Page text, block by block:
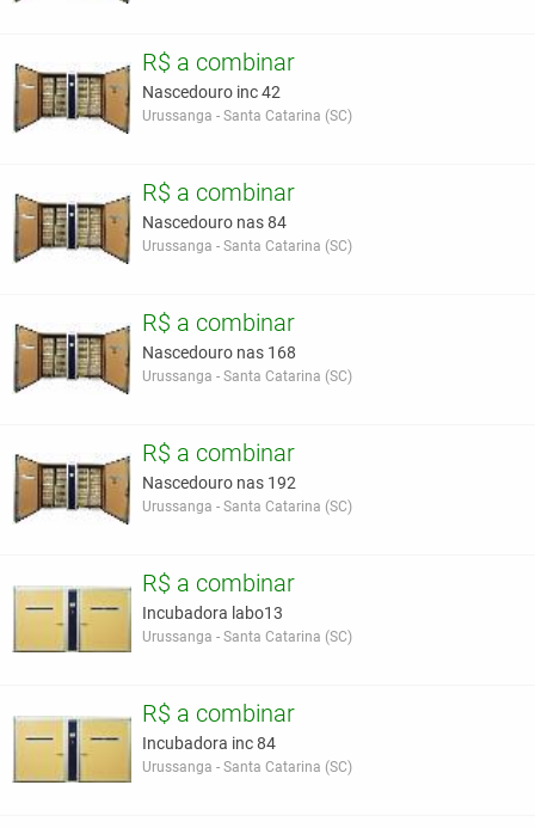
R$ a combinar
Nascedouro inc 42
Urussanga - Santa Catarina (SC)
R$ a combinar
Nascedouro nas 84
Urussanga - Santa Catarina (SC)
R$ a combinar
Nascedouro nas 168
Urussanga - Santa Catarina (SC)
R$ a combinar
Nascedouro nas 192
Urussanga - Santa Catarina (SC)
R$ a combinar
Incubadora labo13
Urussanga - Santa Catarina (SC)
R$ a combinar
Incubadora inc 84
Urussanga - Santa Catarina (SC)